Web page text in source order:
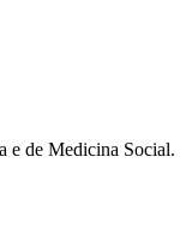
e de Medicina Social.